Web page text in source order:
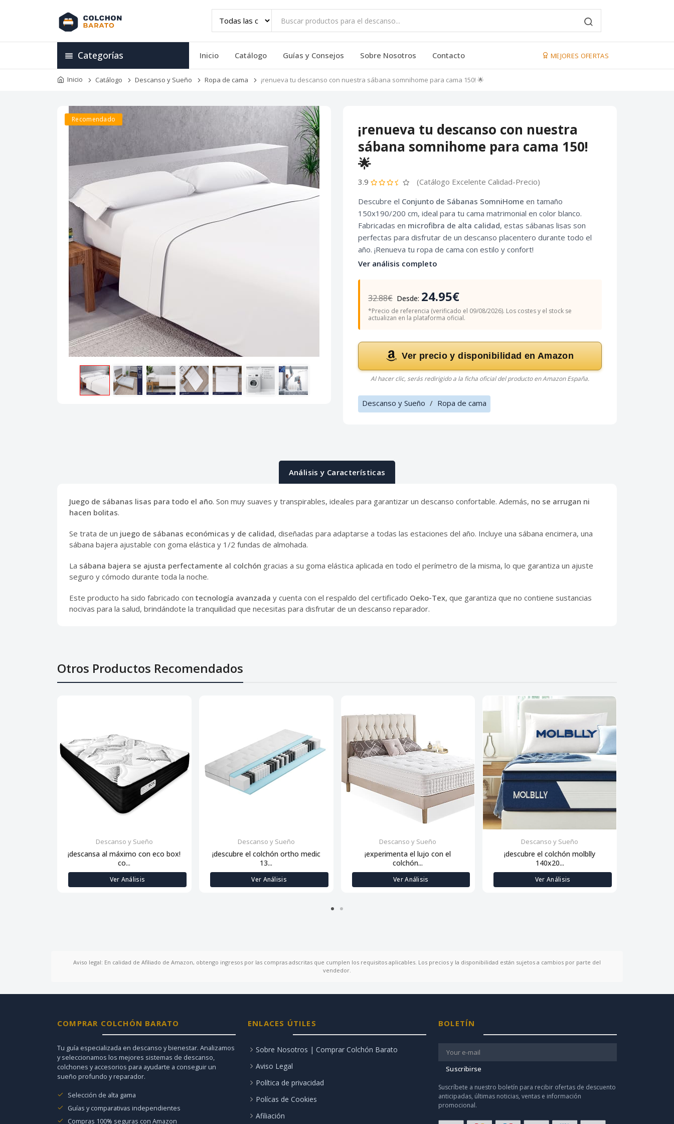
Categorías Inicio Catálogo Guías y Consejos Sobre Nosotros Contacto MEJORES OFERTAS
Inicio Catálogo Descanso y Sueño Ropa de cama ¡renueva tu descanso con nuestra sábana somnihome para cama 150! 🌟
Recomendado
¡renueva tu descanso con nuestra
sábana somnihome para cama 150!
🌟
3.9
(Catálogo Excelente Calidad-Precio)
Descubre el Conjunto de Sábanas SomniHome en tamaño
150x190/200 cm, ideal para tu cama matrimonial en color blanco.
Fabricadas en microfibra de alta calidad, estas sábanas lisas son
perfectas para disfrutar de un descanso placentero durante todo el
año. ¡Renueva tu ropa de cama con estilo y confort!
Ver análisis completo
32.88€ Desde: 24.95€
*Precio de referencia (verificado el 09/08/2026). Los costes y el stock se
actualizan en la plataforma oficial.
Ver precio y disponibilidad en Amazon
Al hacer clic, serás redirigido a la ficha oficial del producto en Amazon España.
Descanso y Sueño / Ropa de cama
Análisis y Características
Juego de sábanas lisas para todo el año. Son muy suaves y transpirables, ideales para garantizar un descanso confortable. Además, no se arrugan ni
hacen bolitas.
Se trata de un juego de sábanas económicas y de calidad, diseñadas para adaptarse a todas las estaciones del año. Incluye una sábana encimera, una
sábana bajera ajustable con goma elástica y 1/2 fundas de almohada.
La sábana bajera se ajusta perfectamente al colchón gracias a su goma elástica aplicada en todo el perímetro de la misma, lo que garantiza un ajuste
seguro y cómodo durante toda la noche.
Este producto ha sido fabricado con tecnología avanzada y cuenta con el respaldo del certificado Oeko-Tex, que garantiza que no contiene sustancias
nocivas para la salud, brindándote la tranquilidad que necesitas para disfrutar de un descanso reparador.
Otros Productos Recomendados
Descanso y Sueño
¡descansa al máximo con eco box!
co...
Ver Análisis
Descanso y Sueño
¡descubre el colchón ortho medic
13...
Ver Análisis
Descanso y Sueño
¡experimenta el lujo con el
colchón...
Ver Análisis
Descanso y Sueño
¡descubre el colchón molblly
140x20...
Ver Análisis
Aviso legal: En calidad de Afiliado de Amazon, obtengo ingresos por las compras adscritas que cumplen los requisitos aplicables. Los precios y la disponibilidad están sujetos a cambios por parte del
vendedor.
COMPRAR COLCHÓN BARATO
Tu guía especializada en descanso y bienestar. Analizamos
y seleccionamos los mejores sistemas de descanso,
colchones y accesorios para ayudarte a conseguir un
sueño profundo y reparador.
Selección de alta gama
Guías y comparativas independientes
Compras 100% seguras con Amazon
ENLACES ÚTILES
Sobre Nosotros | Comprar Colchón Barato
Aviso Legal
Política de privacidad
Polícas de Cookies
Afiliación
BOLETÍN
Suscribirse
Suscríbete a nuestro boletín para recibir ofertas de descuento
anticipadas, últimas noticias, ventas e información
promocional.